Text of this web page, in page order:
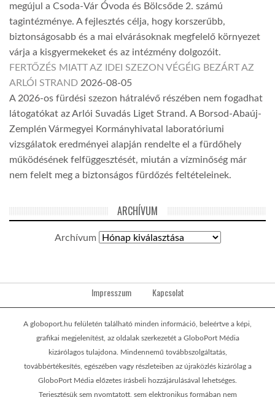
megújul a Csoda-Vár Óvoda és Bölcsőde 2. számú
tagintézménye. A fejlesztés célja, hogy korszerűbb,
biztonságosabb és a mai elvárásoknak megfelelő környezet
várja a kisgyermekeket és az intézmény dolgozóit.
FERTŐZÉS MIATT AZ IDEI SZEZON VÉGÉIG BEZÁRT AZ
ARLÓI STRAND 2026-08-05
A 2026-os fürdési szezon hátralévő részében nem fogadhat
látogatókat az Arlói Suvadás Liget Strand. A Borsod-Abaúj-
Zemplén Vármegyei Kormányhivatal laboratóriumi
vizsgálatok eredményei alapján rendelte el a fürdőhely
működésének felfüggesztését, miután a vízminőség már
nem felelt meg a biztonságos fürdőzés feltételeinek.
ARCHÍVUM
Archívum
Impresszum Kapcsolat
A globoport.hu felületén található minden információ, beleértve a képi,
grafikai megjelenítést, az oldalak szerkezetét a GloboPort Média
kizárólagos tulajdona. Mindennemű továbbszolgáltatás,
továbbértékesítés, egészében vagy részleteiben az újraközlés kizárólag a
GloboPort Média előzetes írásbeli hozzájárulásával lehetséges.
Terjesztésük sem nyomtatott, sem elektronikus formában nem